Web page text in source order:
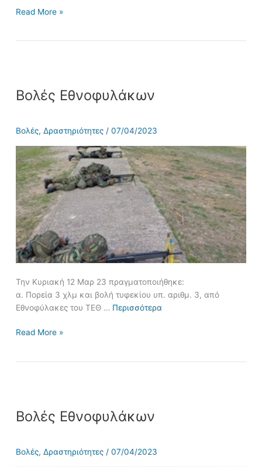
Read More »
Βολές Εθνοφυλάκων
Βολές,Δραστηριότητες /07/04/2023
Την Κυριακή 12 Μαρ 23 πραγματοποιήθηκε:
α. Πορεία 3 χλμ και βολή τυφεκίου υπ. αριθμ. 3, από
Εθνοφύλακες του ΤΕΘ … Περισσότερα
Εθνοφυλάκων
Read More »
Βολές Εθνοφυλάκων
Βολές,Δραστηριότητες /07/04/2023
Εθνοφυλάκων